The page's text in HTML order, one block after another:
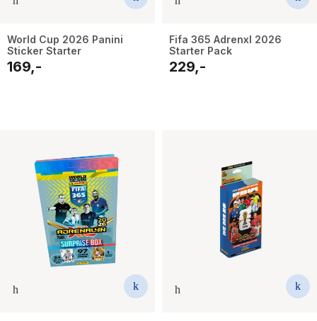
World Cup 2026 Panini
Sticker Starter
169,-
Fifa 365 Adrenxl 2026
Starter Pack
229,-